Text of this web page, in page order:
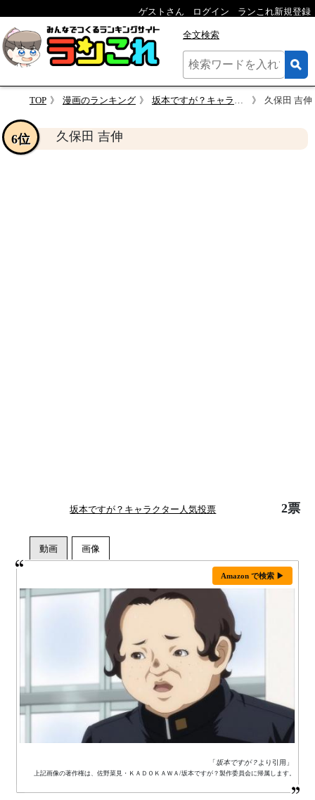
ゲストさん ログイン ランこれ新規登録
全文検索
TOP 漫画のランキング 坂本ですが？キャラクター人気投票 久保田 吉伸
久保田 吉伸
6位
坂本ですが？キャラクター人気投票 2票
Amazon で検索 ▶
「坂本ですが？ より引用」
上記画像の著作権は、佐野菜見・ＫＡＤＯＫＡＷＡ/坂本ですが？製作委員会に帰属します。